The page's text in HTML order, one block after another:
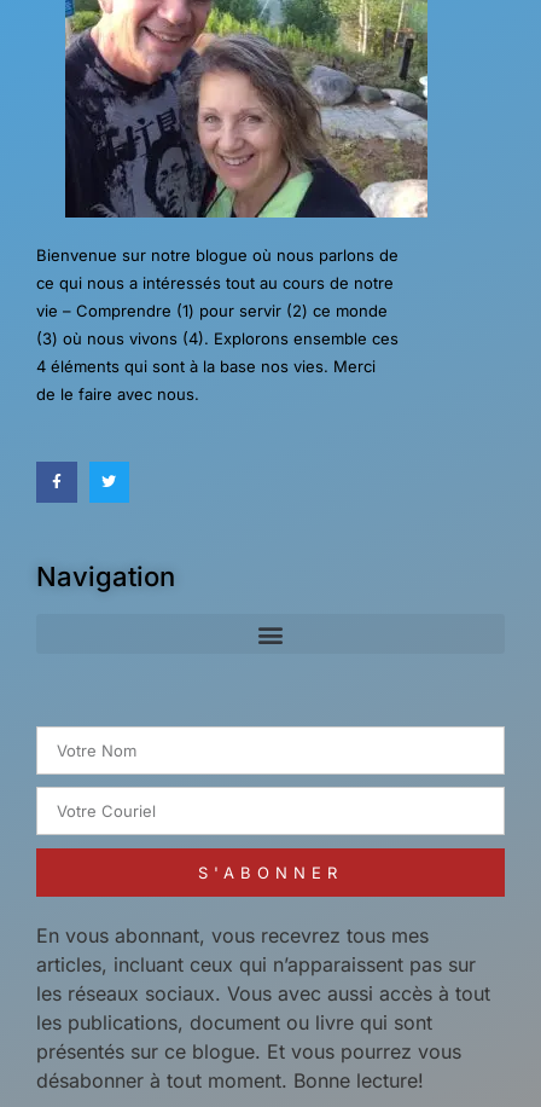
Bienvenue sur notre blogue où nous parlons de
ce qui nous a intéressés tout au cours de notre
vie – Comprendre (1) pour servir (2) ce monde
(3) où nous vivons (4). Explorons ensemble ces
4 éléments qui sont à la base nos vies. Merci
de le faire avec nous.
Navigation
S'ABONNER
En vous abonnant, vous recevrez tous mes
articles, incluant ceux qui n’apparaissent pas sur
les réseaux sociaux. Vous avec aussi accès à tout
les publications, document ou livre qui sont
présentés sur ce blogue. Et vous pourrez vous
désabonner à tout moment. Bonne lecture!